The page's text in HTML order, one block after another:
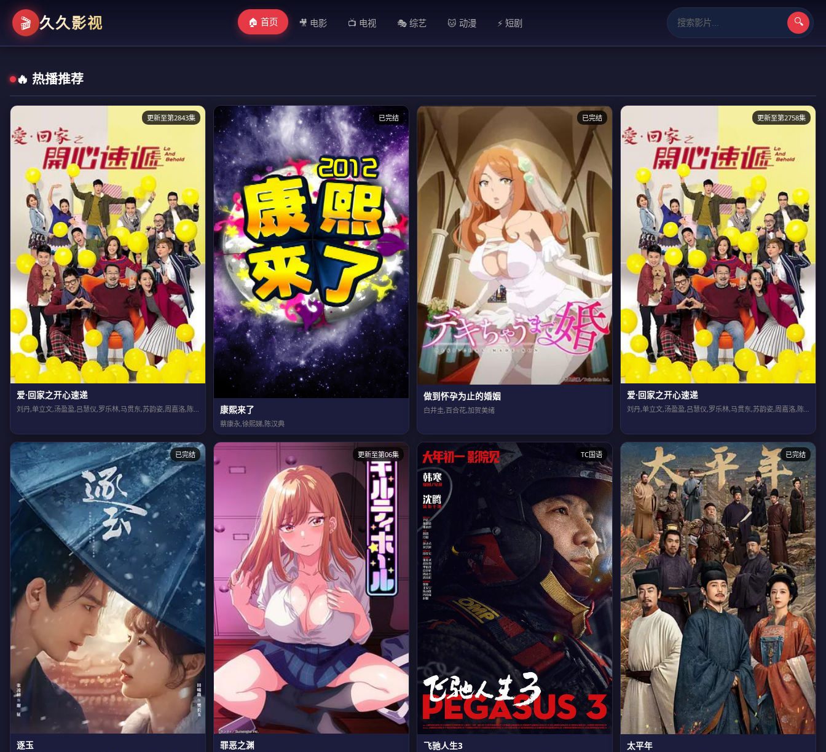
🎬 久久影视 🏠 首页 🎥 电影 📺 电视 🎭 综艺 🐱 动漫 ⚡ 短剧 🔍
🔥 热播推荐
更新至第2843集
爱·回家之开心速递
刘丹,单立文,汤盈盈,吕慧仪,罗乐林,马贯东,苏韵姿,周嘉洛,陈浚霆,吴伟豪
已完结
康熙来了
蔡康永,徐熙娣,陈汉典
已完结
做到怀孕为止的婚姻
白井圭,百合花,加贺美绪
更新至第2758集
爱·回家之开心速递
刘丹,单立文,汤盈盈,吕慧仪,罗乐林,马贯东,苏韵姿,周嘉洛,陈浚霆,吴伟豪
已完结
逐玉
更新至第06集
罪恶之渊
TC国语
飞驰人生3
已完结
太平年